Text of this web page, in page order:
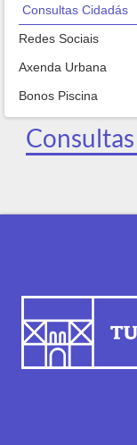
Consultas Cidadás
Redes Sociais
Axenda Urbana
Bonos Piscina